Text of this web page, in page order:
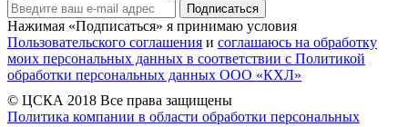
Подписаться
Нажимая «Подписаться» я принимаю условия
Пользовательского соглашения и соглашаюсь на обработку
моих персональных данных в соответствии с Политикой
обработки персональных данных ООО «КХЛ»
© ЦСКА 2018 Все права защищены
Политика компании в области обработки персональных